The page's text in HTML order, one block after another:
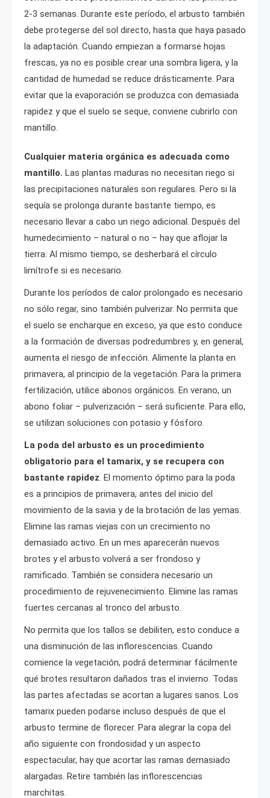
2-3 semanas. Durante este período, el arbusto también
debe protegerse del sol directo, hasta que haya pasado
la adaptación. Cuando empiezan a formarse hojas
frescas, ya no es posible crear una sombra ligera, y la
cantidad de humedad se reduce drásticamente. Para
evitar que la evaporación se produzca con demasiada
rapidez y que el suelo se seque, conviene cubrirlo con
mantillo.
Cualquier materia orgánica es adecuada como
mantillo. Las plantas maduras no necesitan riego si
las precipitaciones naturales son regulares. Pero si la
sequía se prolonga durante bastante tiempo, es
necesario llevar a cabo un riego adicional. Después del
humedecimiento – natural o no – hay que aflojar la
tierra. Al mismo tiempo, se desherbará el círculo
limítrofe si es necesario.
Durante los períodos de calor prolongado es necesario
no sólo regar, sino también pulverizar. No permita que
el suelo se encharque en exceso, ya que esto conduce
a la formación de diversas podredumbres y, en general,
aumenta el riesgo de infección. Alimente la planta en
primavera, al principio de la vegetación. Para la primera
fertilización, utilice abonos orgánicos. En verano, un
abono foliar – pulverización – será suficiente. Para ello,
se utilizan soluciones con potasio y fósforo.
La poda del arbusto es un procedimiento
obligatorio para el tamarix, y se recupera con
bastante rapidez. El momento óptimo para la poda
es a principios de primavera, antes del inicio del
movimiento de la savia y de la brotación de las yemas.
Elimine las ramas viejas con un crecimiento no
demasiado activo. En un mes aparecerán nuevos
brotes y el arbusto volverá a ser frondoso y
ramificado. También se considera necesario un
procedimiento de rejuvenecimiento. Elimine las ramas
fuertes cercanas al tronco del arbusto.
No permita que los tallos se debiliten, esto conduce a
una disminución de las inflorescencias. Cuando
comience la vegetación, podrá determinar fácilmente
qué brotes resultaron dañados tras el invierno. Todas
las partes afectadas se acortan a lugares sanos. Los
tamarix pueden podarse incluso después de que el
arbusto termine de florecer. Para alegrar la copa del
año siguiente con frondosidad y un aspecto
espectacular, hay que acortar las ramas demasiado
alargadas. Retire también las inflorescencias
marchitas.